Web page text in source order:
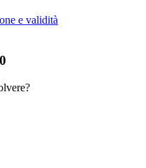
e validità